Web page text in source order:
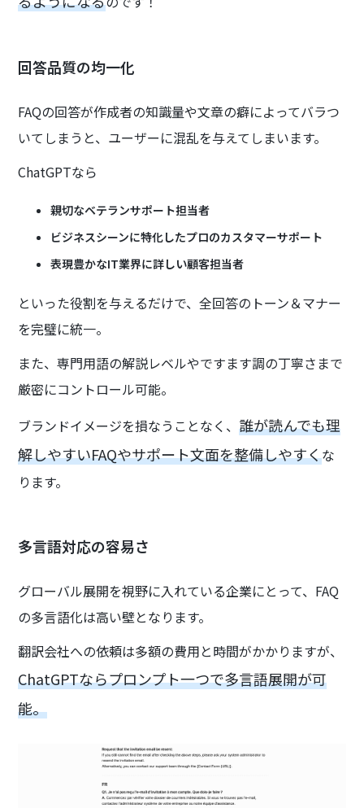
回答品質の均一化
FAQの回答が作成者の知識量や文章の癖によってバラつ
いてしまうと、ユーザーに混乱を与えてしまいます。
ChatGPTなら
親切なベテランサポート担当者
ビジネスシーンに特化したプロのカスタマーサポート
表現豊かなIT業界に詳しい顧客担当者
といった役割を与えるだけで、全回答のトーン＆マナー
を完璧に統一。
また、専門用語の解説レベルやですます調の丁寧さまで
厳密にコントロール可能。
ブランドイメージを損なうことなく、誰が読んでも理
解しやすいFAQやサポート文面を整備しやすくな
ります。
多言語対応の容易さ
グローバル展開を視野に入れている企業にとって、FAQ
の多言語化は高い壁となります。
翻訳会社への依頼は多額の費用と時間がかかりますが、
ChatGPTならプロンプト一つで多言語展開が可
能。